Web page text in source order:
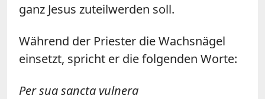
ganz Jesus zuteilwerden soll.
Während der Priester die Wachsnägel
einsetzt, spricht er die folgenden Worte:
Per sua sancta vulnera